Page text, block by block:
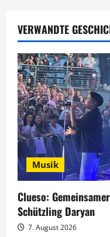
g
s
n
a
v
i
g
a
t
VERWANDTE
Musik
Clueso:
Schützling Daryan
7. August 2026